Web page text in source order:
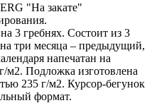
"На закате"
3 гребнях. Состоит из 3
три месяца – предыдущий,
напечатан на
м2. Подложка изготовлена
235 г/м2. Курсор-бегунок
формат.